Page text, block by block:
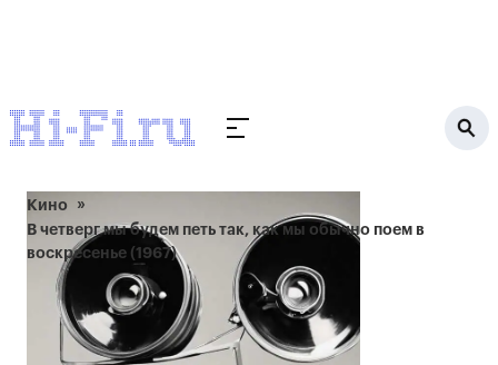
Кино
В четверг мы будем петь так, как мы обычно поем в
воскресенье (1967)